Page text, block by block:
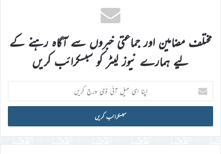
مختلف مضامین اور جماعتی خبروں سے آگاہ رہنے کے
لیے ہمارے نیوز لیٹر کو سبسکرائب کریں
اپنا
ای
میل
ڈی
درج
کریں